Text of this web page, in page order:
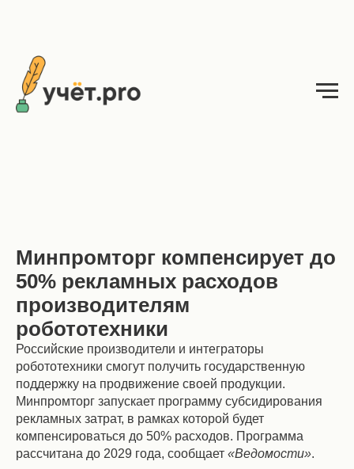
Минпромторг компенсирует до
50% рекламных расходов
производителям
робототехники
Российские производители и интеграторы
робототехники смогут получить государственную
поддержку на продвижение своей продукции.
Минпромторг запускает программу субсидирования
рекламных затрат, в рамках которой будет
компенсироваться до 50% расходов. Программа
рассчитана до 2029 года, сообщает «Ведомости».